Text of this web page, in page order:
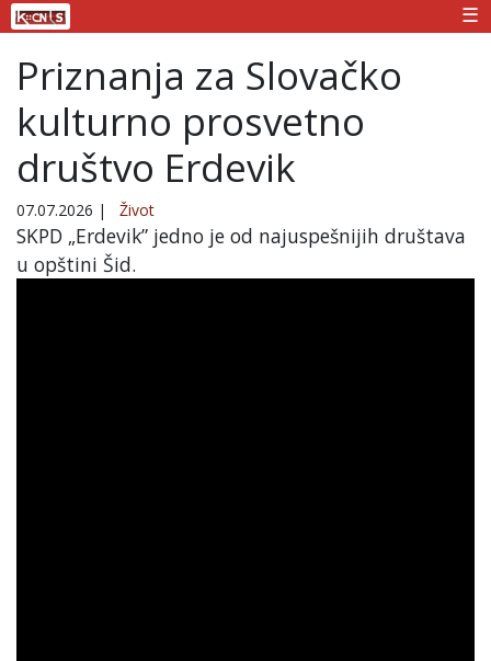
☰
Priznanja za Slovačko
kulturno prosvetno
društvo Erdevik
07.07.2026 | Život
SKPD „Erdevik” jedno je od najuspešnijih društava
u opštini Šid.